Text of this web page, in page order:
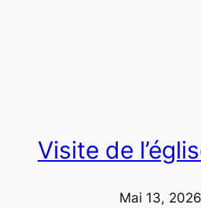
Visite de
Mai 13, 2026